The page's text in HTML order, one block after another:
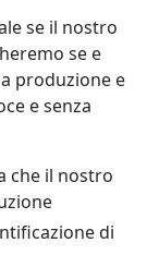
se il nostro
se e
produzione e
e senza
che il nostro
di